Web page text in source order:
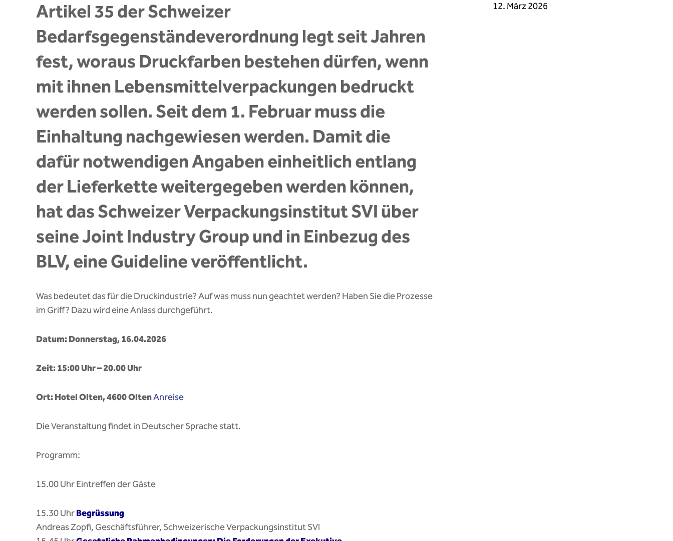
Artikel 35 der Schweizer
Bedarfsgegenständeverordnung legt seit Jahren
fest, woraus Druckfarben bestehen dürfen, wenn
mit ihnen Lebensmittelverpackungen bedruckt
werden sollen. Seit dem 1. Februar muss die
Einhaltung nachgewiesen werden. Damit die
dafür notwendigen Angaben einheitlich entlang
der Lieferkette weitergegeben werden können,
hat das Schweizer Verpackungsinstitut SVI über
seine Joint Industry Group und in Einbezug des
BLV, eine Guideline veröffentlicht.
Was bedeutet das für die Druckindustrie? Auf was muss nun geachtet werden? Haben Sie die Prozesse
im Griff? Dazu wird eine Anlass durchgeführt.
Datum: Donnerstag, 16.04.2026
Zeit: 15:00 Uhr – 20.00 Uhr
Ort: Hotel Olten, 4600 OltenAnreise
Die Veranstaltung findet in Deutscher Sprache statt.
Programm:
15.00 Uhr Eintreffen der Gäste
15.30 UhrBegrüssung
Andreas Zopfi, Geschäftsführer, Schweizerische Verpackungsinstitut SVI
12. März 2026